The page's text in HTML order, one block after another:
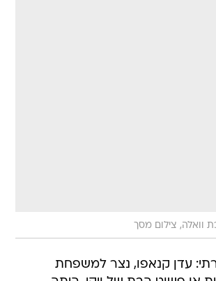
וואלה, צילום מסך
עדן קנאפו, נצר למשפחת